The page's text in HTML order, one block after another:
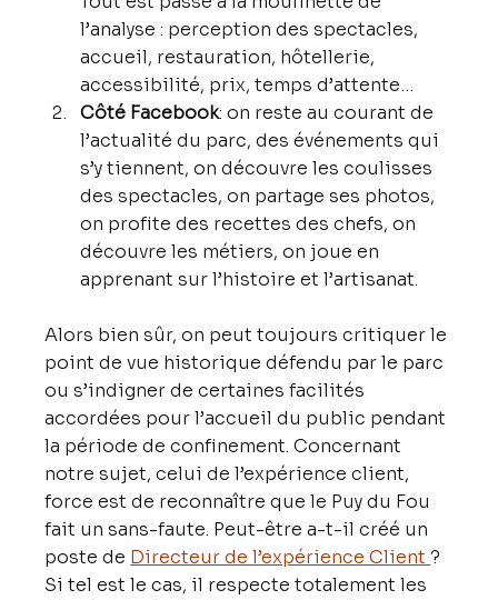
l’analyse : perception des spectacles,
accueil, restauration, hôtellerie,
accessibilité, prix, temps d’attente…
Côté Facebook: on reste au courant de
l’actualité du parc, des événements qui
s’y tiennent, on découvre les coulisses
des spectacles, on partage ses photos,
on profite des recettes des chefs, on
découvre les métiers, on joue en
apprenant sur l’histoire et l’artisanat.
Alors bien sûr, on peut toujours critiquer le
point de vue historique défendu par le parc
ou s’indigner de certaines facilités
accordées pour l’accueil du public pendant
la période de confinement. Concernant
notre sujet, celui de l’expérience client,
force est de reconnaître que le Puy du Fou
fait un sans-faute. Peut-être a-t-il créé un
poste de Directeur de l’expérience Client ?
Si tel est le cas, il respecte totalement les